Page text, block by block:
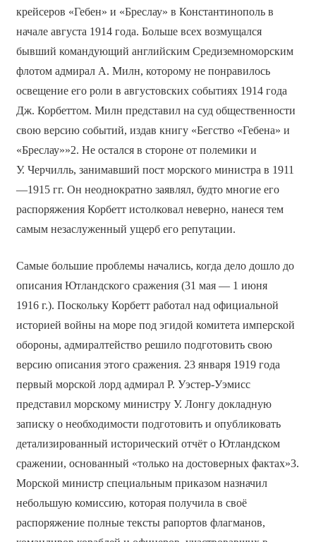
крейсеров «Гебен» и «Бреслау» в Константинополь в
начале августа 1914 года. Больше всех возмущался
бывший командующий английским Средиземноморским
флотом адмирал А. Милн, которому не понравилось
освещение его роли в августовских событиях 1914 года
Дж. Корбеттом. Милн представил на суд общественности
свою версию событий, издав книгу «Бегство «Гебена» и
«Бреслау»»2. Не остался в стороне от полемики и
У. Черчилль, занимавший пост морского министра в 1911
—1915 гг. Он неоднократно заявлял, будто многие его
распоряжения Корбетт истолковал неверно, нанеся тем
самым незаслуженный ущерб его репутации.
Самые большие проблемы начались, когда дело дошло до
описания Ютландского сражения (31 мая — 1 июня
1916 г.). Поскольку Корбетт работал над официальной
историей войны на море под эгидой комитета имперской
обороны, адмиралтейство решило подготовить свою
версию описания этого сражения. 23 января 1919 года
первый морской лорд адмирал Р. Уэстер-Уэмисс
представил морскому министру У. Лонгу докладную
записку о необходимости подготовить и опубликовать
детализированный исторический отчёт о Ютландском
сражении, основанный «только на достоверных фактах»3.
Морской министр специальным приказом назначил
небольшую комиссию, которая получила в своё
распоряжение полные тексты рапортов флагманов,